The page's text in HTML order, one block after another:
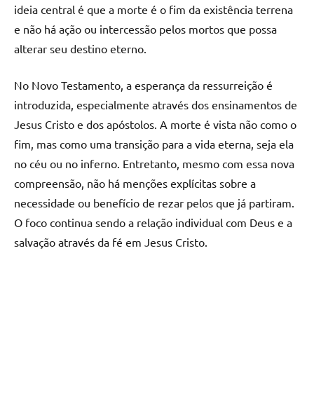
ideia central é que a morte é o fim da existência terrena
e não há ação ou intercessão pelos mortos que possa
alterar seu destino eterno.
No Novo Testamento, a esperança da ressurreição é
introduzida, especialmente através dos ensinamentos de
Jesus Cristo e dos apóstolos. A morte é vista não como o
fim, mas como uma transição para a vida eterna, seja ela
no céu ou no inferno. Entretanto, mesmo com essa nova
compreensão, não há menções explícitas sobre a
necessidade ou benefício de rezar pelos que já partiram.
O foco continua sendo a relação individual com Deus e a
salvação através da fé em Jesus Cristo.